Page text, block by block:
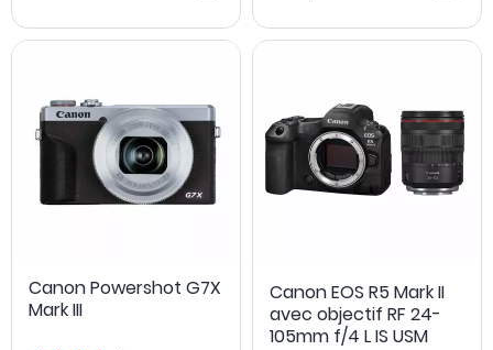
Canon Powershot G7X
Mark III
Canon EOS R5 Mark II
avec objectif RF 24-
105mm f/4 L IS USM